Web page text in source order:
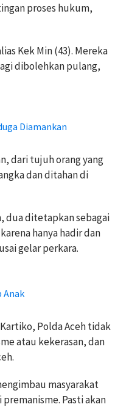
proses hukum,
Kek Min (43). Mereka
dibolehkan pulang,
Diamankan
dari tujuh orang yang
dan ditahan di
dua ditetapkan sebagai
hanya hadir dan
gelar perkara.
Anak
Polda Aceh tidak
atau kekerasan, dan
masyarakat
Pasti akan